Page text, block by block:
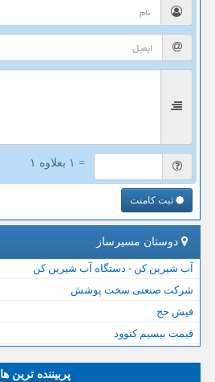
= ۱ بعلاوه ۱
ثبت کامنت
دوستان مسیرساز
آب شیرین کن - دستگاه آب شیرین کن
شرکت صنعتی سخت پوشش
فیش حج
قیمت بیسیم کنوود
پربیننده ترین ها